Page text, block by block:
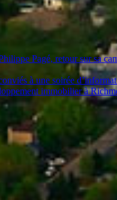
Pagé, retour sur sa
à une soirée
immobilier à